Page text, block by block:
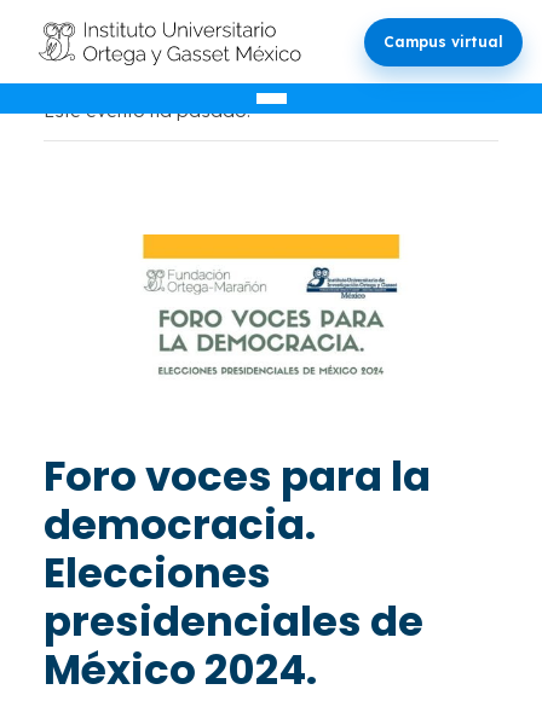
Campus virtual
Este evento ha pasado.
Foro voces para la
democracia.
Elecciones
presidenciales de
México 2024.